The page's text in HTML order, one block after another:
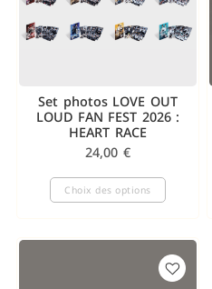
Set photos LOVE OUT
LOUD FAN FEST 2026 :
HEART RACE
24,00 €
Choix des options